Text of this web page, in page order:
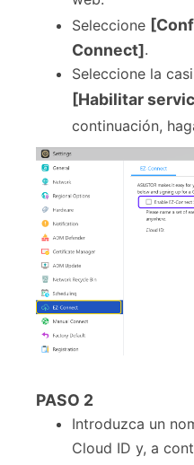
Seleccione
Connect].
Seleccione la
[Habilitar
continuación,
PASO 2
Introduzca un
Cloud ID y, a